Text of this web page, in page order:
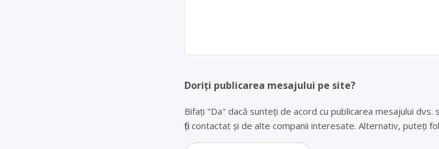
Doriți publicarea mesajului pe site?
Bifați "Da" dacă sunteți de acord cu publicarea mesajului
fiți contactat și de alte companii interesate. Alternativ, puteți